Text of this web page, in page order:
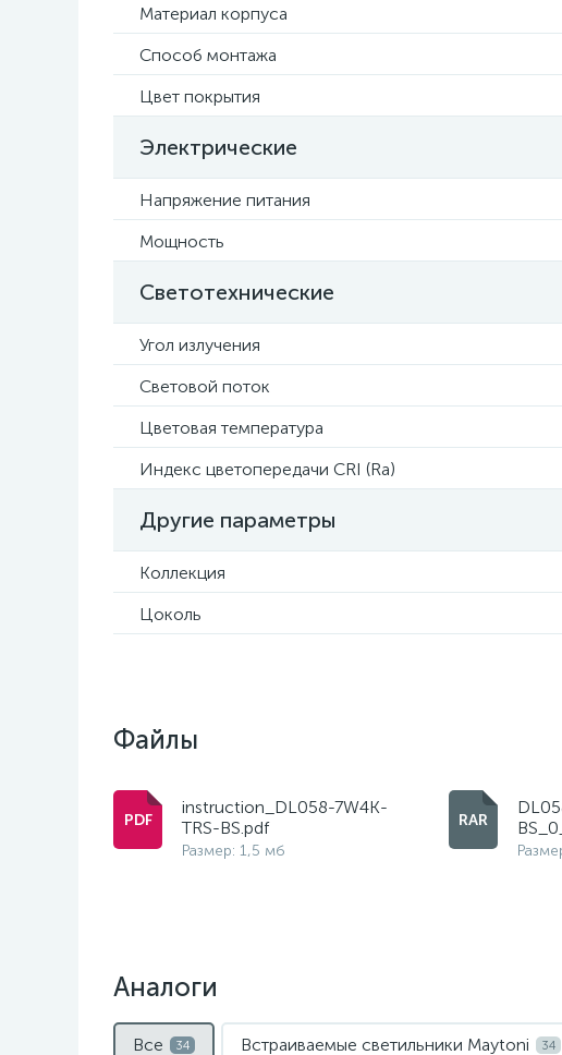
Материал корпуса
Способ монтажа
Цвет покрытия
Электрические
Напряжение питания
Мощность
Светотехнические
Угол излучения
Световой поток
Цветовая температура
Индекс цветопередачи CRI (Ra)
Другие параметры
Коллекция
Цоколь
Файлы
instruction_DL058-7W4K-
TRS-BS.pdf
Размер: 1,5 мб
Аналоги
Все 34 Встраиваемые светильники Maytoni 34